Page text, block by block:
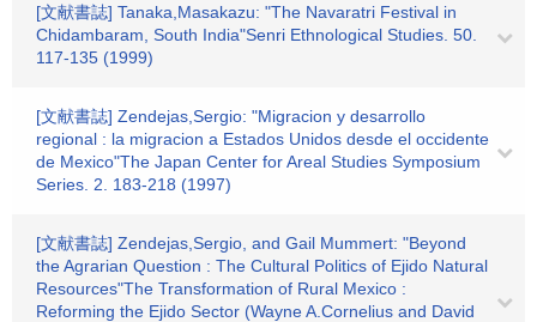
[文献書誌] Tanaka,Masakazu: "The Navaratri Festival in
Chidambaram, South India"Senri Ethnological Studies. 50.
117-135 (1999)
[文献書誌] Zendejas,Sergio: "Migracion y desarrollo
regional : la migracion a Estados Unidos desde el occidente
de Mexico"The Japan Center for Areal Studies Symposium
Series. 2. 183-218 (1997)
[文献書誌] Zendejas,Sergio, and Gail Mummert: "Beyond
the Agrarian Question : The Cultural Politics of Ejido Natural
Resources"The Transformation of Rural Mexico :
Reforming the Ejido Sector (Wayne A.Cornelius and David